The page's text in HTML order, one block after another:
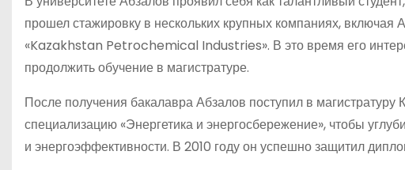
прошел стажировку в нескольких крупных компаниях,
«Kazakhstan Petrochemical Industries». В это время его
продолжить обучение в магистратуре.
После получения бакалавра Абзалов поступил в магистратуру
специализацию «Энергетика и энергосбережение», чтобы
и энергоэффективности. В 2010 году он успешно защитил